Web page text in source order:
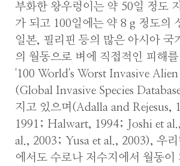
부화한 왕우렁이는 약 50일 정도
가 되고 100일에는 약 8 g 정도의
일본, 필리핀 등의 많은 아시아 국
의 월동으로 벼에 직접적인 피해
'100 World's Worst Invasive Alien
(Global Invasive Species
지고 있으며(Adalla and Rejesus,
1991; Halwart, 1994; Joshi et
al., 2003; Yusa et al., 2003), 우
에서도 수로나 저수지에서 월동이